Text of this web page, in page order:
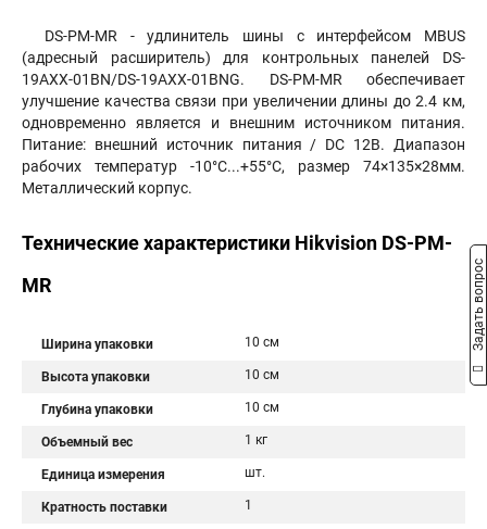
DS-PM-MR - удлинитель шины с интерфейсом MBUS
(адресный расширитель) для контрольных панелей DS-
19AXX-01BN/DS-19AXX-01BNG. DS-PM-MR обеспечивает
улучшение качества связи при увеличении длины до 2.4 км,
одновременно является и внешним источником питания.
Питание: внешний источник питания / DC 12В. Диапазон
рабочих температур -10°C...+55°C, размер 74×135×28мм.
Металлический корпус.
Технические характеристики Hikvision DS-PM-
MR
Ширина упаковки 10 см
Высота упаковки 10 см
Глубина упаковки 10 см
Объемный вес 1 кг
Единица измерения шт.
Кратность поставки 1
Задать вопрос